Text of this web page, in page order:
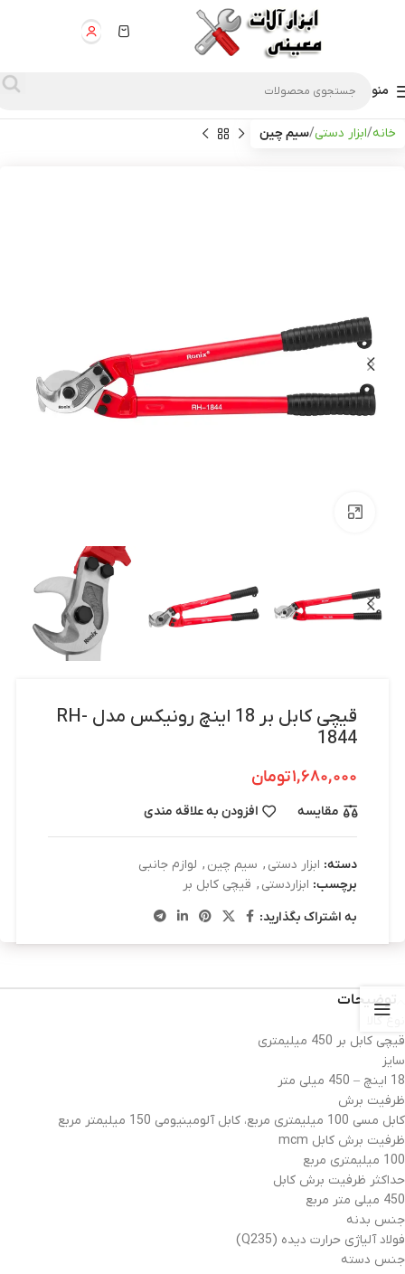
منو
خانه ابزار دستی سیم چین
قیچی کابل بر 18 اینچ رونیکس مدل RH-
1844
۱,۶۸۰,۰۰۰تومان
مقایسه افزودن به علاقه مندی
دسته: ابزار دستی , سیم چین , لوازم جانبی
برچسب: ابزاردستی , قیچی کابل بر
به اشتراک بگذارید:
توضیحات
نوع کالا
قیچی کابل بر 450 میلیمتری
سایز
18 اینچ – 450 میلی متر
ظرفیت برش
کابل مسی 100 میلیمتری مربع، کابل آلومینیومی 150 میلیمتر مربع
ظرفیت برش کابل mcm
100 میلیمتری مربع
حداکثر ظرفیت برش کابل
450 میلی متر مربع
جنس بدنه
فولاد آلیاژی حرارت دیده (Q235)
جنس دسته